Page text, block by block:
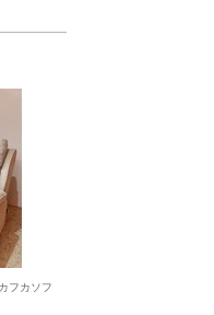
フカソフ